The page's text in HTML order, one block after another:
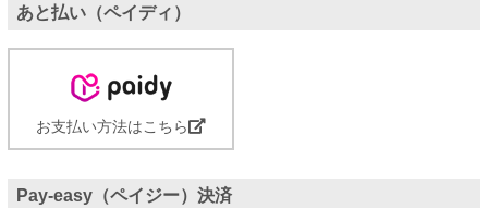
あと払い（ペイディ）
お支払い方法はこちら
Pay-easy（ペイジー）決済